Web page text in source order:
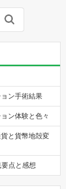
ン手術結果
ン体験と色々
と貨幣地殻変
点と感想